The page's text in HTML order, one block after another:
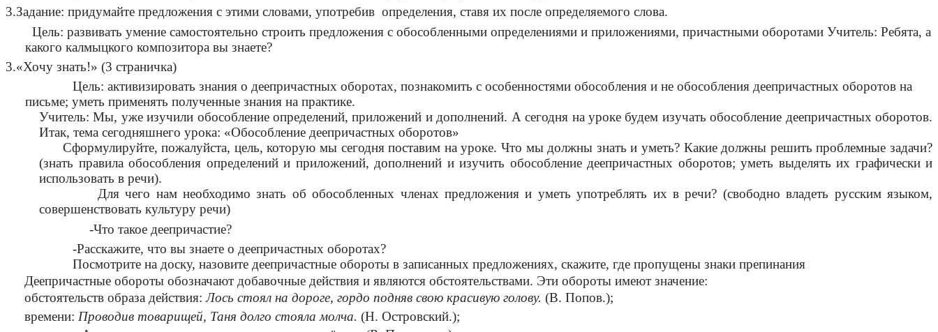
3.Задание: придумайте предложения с этими словами, употребив определения, ставя их после определяемого слова.
Цель: развивать умение самостоятельно строить предложения с обособленными определениями и приложениями, причастными оборотами Учитель: Ребята, а
какого калмыцкого композитора вы знаете?
3.«Хочу знать!» (3 страничка)
Цель: активизировать знания о деепричастных оборотах, познакомить с особенностями обособления и не обособления деепричастных оборотов на
письме; уметь применять полученные знания на практике.
Учитель: Мы, уже изучили обособление определений, приложений и дополнений. А сегодня на уроке будем изучать обособление деепричастных оборотов.
Итак, тема сегодняшнего урока: «Обособление деепричастных оборотов»
Сформулируйте, пожалуйста, цель, которую мы сегодня поставим на уроке. Что мы должны знать и уметь? Какие должны решить проблемные задачи?
(знать правила обособления определений и приложений, дополнений и изучить обособление деепричастных оборотов; уметь выделять их графически и
использовать в речи).
Для чего нам необходимо знать об обособленных членах предложения и уметь употреблять их в речи? (свободно владеть русским языком,
совершенствовать культуру речи)
-Что такое деепричастие?
-Расскажите, что вы знаете о деепричастных оборотах?
Посмотрите на доску, назовите деепричастные обороты в записанных предложениях, скажите, где пропущены знаки препинания
Деепричастные обороты обозначают добавочные действия и являются обстоятельствами. Эти обороты имеют значение:
обстоятельств образа действия: Лось стоял на дороге, гордо подняв свою красивую голову. (В. Попов.);
времени: Проводив товарищей, Таня долго стояла молча. (Н. Островский.);